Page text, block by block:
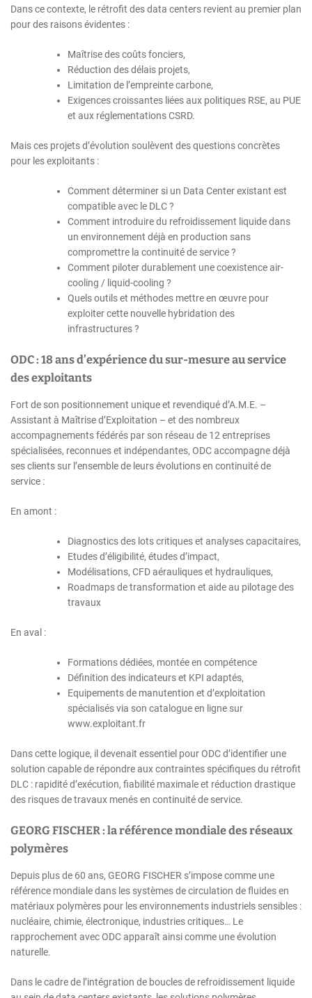
Dans ce contexte, le rétrofit des data centers revient au premier plan
pour des raisons évidentes :
Maîtrise des coûts fonciers,
Réduction des délais projets,
Limitation de l’empreinte carbone,
Exigences croissantes liées aux politiques RSE, au PUE
et aux réglementations CSRD.
Mais ces projets d’évolution soulèvent des questions concrètes
pour les exploitants :
Comment déterminer si un Data Center existant est
compatible avec le DLC ?
Comment introduire du refroidissement liquide dans
un environnement déjà en production sans
compromettre la continuité de service ?
Comment piloter durablement une coexistence air-
cooling / liquid-cooling ?
Quels outils et méthodes mettre en œuvre pour
exploiter cette nouvelle hybridation des
infrastructures ?
ODC : 18 ans d’expérience du sur-mesure au service
des exploitants
Fort de son positionnement unique et revendiqué d’A.M.E. –
Assistant à Maîtrise d’Exploitation – et des nombreux
accompagnements fédérés par son réseau de 12 entreprises
spécialisées, reconnues et indépendantes, ODC accompagne déjà
ses clients sur l’ensemble de leurs évolutions en continuité de
service :
En amont :
Diagnostics des lots critiques et analyses capacitaires,
Etudes d’éligibilité, études d’impact,
Modélisations, CFD aérauliques et hydrauliques,
Roadmaps de transformation et aide au pilotage des
travaux
En aval :
Formations dédiées, montée en compétence
Définition des indicateurs et KPI adaptés,
Equipements de manutention et d’exploitation
spécialisés via son catalogue en ligne sur
www.exploitant.fr
Dans cette logique, il devenait essentiel pour ODC d’identifier une
solution capable de répondre aux contraintes spécifiques du rétrofit
DLC : rapidité d’exécution, fiabilité maximale et réduction drastique
des risques de travaux menés en continuité de service.
GEORG FISCHER : la référence mondiale des réseaux
polymères
Depuis plus de 60 ans, GEORG FISCHER s’impose comme une
référence mondiale dans les systèmes de circulation de fluides en
matériaux polymères pour les environnements industriels sensibles :
nucléaire, chimie, électronique, industries critiques… Le
rapprochement avec ODC apparaît ainsi comme une évolution
naturelle.
Dans le cadre de l’intégration de boucles de refroidissement liquide